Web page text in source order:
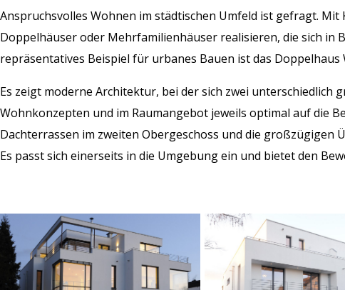
Anspruchsvolles Wohnen im städtischen Umfeld ist gefragt.
Doppelhäuser oder Mehrfamilienhäuser realisieren, die sich in
repräsentatives Beispiel für urbanes Bauen ist das Doppelhaus
Es zeigt moderne Architektur, bei der sich zwei
Wohnkonzepten und im Raumangebot jeweils optimal auf die
Dachterrassen im zweiten Obergeschoss und die großzügigen
Es passt sich einerseits in die Umgebung ein und bietet den